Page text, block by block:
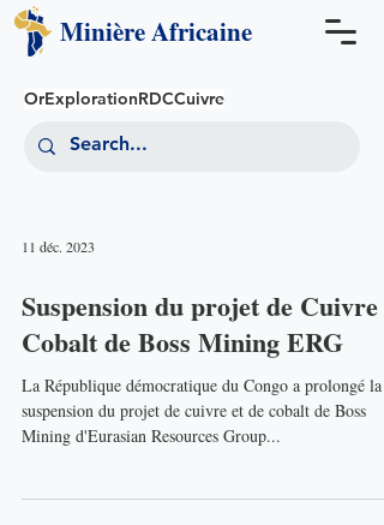
MinièreAfricaine
OrExplorationRDCCuivre
11 déc. 2023
Suspension du projet de Cuivre
Cobalt de Boss Mining ERG
La République démocratique du Congo a prolongé la
suspension du projet de cuivre et de cobalt de Boss
Mining d'Eurasian Resources Group...